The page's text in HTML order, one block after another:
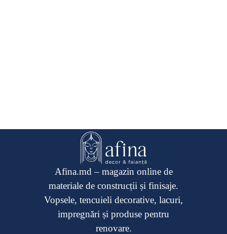
Afina.md – magazin online de
materiale de construcții și finisaje.
Vopsele, tencuieli decorative, lacuri,
impregnări și produse pentru
renovare.